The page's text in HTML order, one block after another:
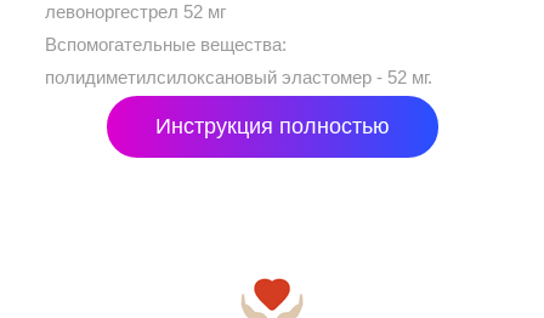
левоноргестрел 52 мг
Вспомогательные вещества:
полидиметилсилоксановый эластомер - 52 мг.
Инструкция полностью